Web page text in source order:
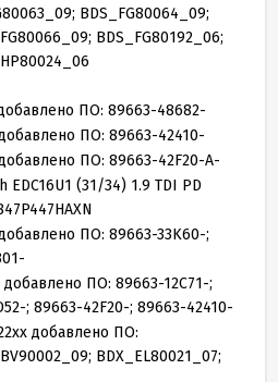
BDS_FG80064_09;
BDS_FG80192_06;
ПО: 89663-48682-
ПО: 89663-42410-
ПО: 89663-42F20-A-
(31/34) 1.9 TDI PD
ПО: 89663-33K60-;
добавлено ПО: 89663-12C71-;
; 89663-42F20-; 89663-42410-
добавлено ПО:
BDX_EL80021_07;